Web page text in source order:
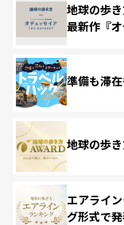
地球の歩
最新作『オ
準備も滞
地球の歩
エアライ
グ形式で